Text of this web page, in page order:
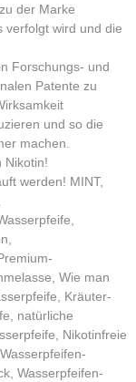
der Marke
verfolgt wird und die
Forschungs- und
Patente zu
und so die
machen.
Nikotin!
werden! MINT,
Wie man
Kräuter-
natürliche
Nikotinfreie
Wasserpfeifen-